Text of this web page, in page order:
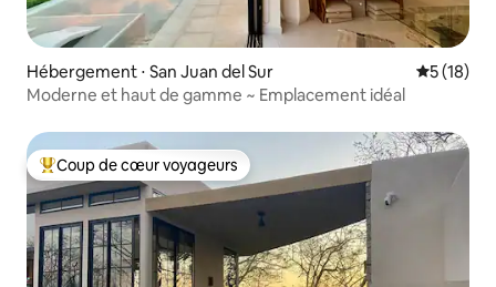
Hébergement ⋅ San Juan del Sur
5 (18)
Moderne et haut de gamme ~ Emplacement idéal
Coups de cœur voyageurs les plus appréciés
Coup de cœur voyageurs